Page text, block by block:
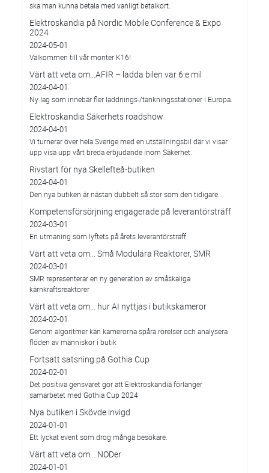
ska man kunna betala med vanligt betalkort.
Elektroskandia på Nordic Mobile Conference & Expo
2024
2024-05-01
Välkommen till vår monter K16!
Värt att veta om...AFIR – ladda bilen var 6:e mil
2024-04-01
Ny lag som innebär fler laddnings-/tankningsstationer i Europa.
Elektroskandia Säkerhets roadshow
2024-04-01
Vi turnerar över hela Sverige med en utställningsbil där vi visar
upp visa upp vårt breda erbjudande inom Säkerhet.
Rivstart för nya Skellefteå-butiken
2024-04-01
Den nya butiken är nästan dubbelt så stor som den tidigare.
Kompetensförsörjning engagerade på leverantörsträff
2024-03-01
En utmaning som lyftets på årets leverantörsträff.
Värt att veta om... Små Modulära Reaktorer, SMR
2024-03-01
SMR representerar en ny generation av småskaliga
kärnkraftsreaktorer
Värt att veta om… hur AI nyttjas i butikskameror
2024-02-01
Genom algoritmer kan kamerorna spåra rörelser och analysera
flöden av människor i butik
Fortsatt satsning på Gothia Cup
2024-02-01
Det positiva gensvaret gör att Elektroskandia förlänger
samarbetet med Gothia Cup 2024
Nya butiken i Skövde invigd
2024-01-01
Ett lyckat event som drog många besökare.
Värt att veta om... NODer
2024-01-01